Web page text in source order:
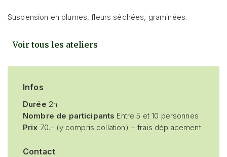
Suspension en plumes, fleurs séchées, graminées.
Voir tous les ateliers
Infos
Durée 2h
Nombre de participants Entre 5 et 10 personnes
Prix 70.- (y compris collation) + frais déplacement
Contact